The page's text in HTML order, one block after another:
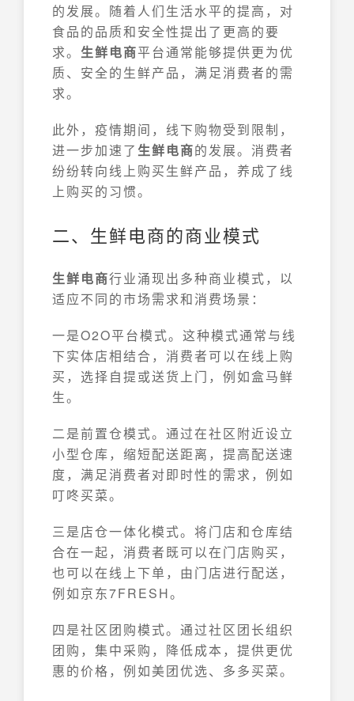
的发展。随着人们生活水平的提高，对
食品的品质和安全性提出了更高的要
求。 生鲜电商平台通常能够提供更为优
质、安全的生鲜产品，满足消费者的需
求。
此外，疫情期间，线下购物受到限制，
进一步加速了 生鲜电商的发展。消费者
纷纷转向线上购买生鲜产品，养成了线
上购买的习惯。
二、生鲜电商的商业模式
生鲜电商行业涌现出多种商业模式，以
适应不同的市场需求和消费场景：
一是O2O平台模式。这种模式通常与线
下实体店相结合，消费者可以在线上购
买，选择自提或送货上门，例如盒马鲜
生。
二是前置仓模式。通过在社区附近设立
小型仓库，缩短配送距离，提高配送速
度，满足消费者对即时性的需求，例如
叮咚买菜。
三是店仓一体化模式。将门店和仓库结
合在一起，消费者既可以在门店购买，
也可以在线上下单，由门店进行配送，
例如京东7FRESH。
四是社区团购模式。通过社区团长组织
团购，集中采购，降低成本，提供更优
惠的价格，例如美团优选、多多买菜。